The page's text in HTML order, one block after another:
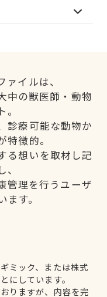
イルは、
中の獣医師・動物
診療可能な動物か
特徴的。
る想いを取材し記
管理を行うユーザ
す。
ミック、または株式
にしています。
りますが、内容を完